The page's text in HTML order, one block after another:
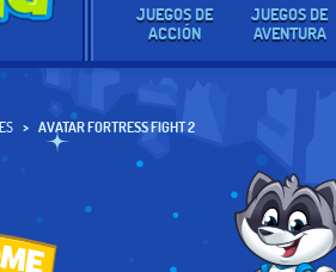
JUEGOS DE
ACCIÓN
JUEGOS DE
AVENTURA
AVATAR FORTRESS FIGHT 2